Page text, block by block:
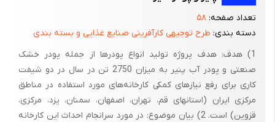
گرمسیری است می گیرند و این ماده، رنگ نارنجی مانندی را به پنیر
چدار می دهد. رنگ خاص این نوع پنیر باعث می شود که اگر در جایی
نام پنیر را هم رویش ننوشته باشند، افراد صرفاً با دیدن رنگ پنیر، نوع
آن را تشخیص دهند. در کشور آمریکا، به برخی انواع پنیر چدار، رنگی
تعداد صفحه: ۵۸
دسته بندی: طرح توجیهی کارآفرینی صنایع غذایی و بسته بندی
1) هدف: هدف پروژه تولید انواع پودرها از جمله پودر خشک
صنعتی و پودر آب پنیر به میزان 2750 تن در سال در دو شیفت
کاری برای رفع نیازهای کمکی کارخانه‌های مورد استفاده در مناطق
مرکزی ایران (استانهای قم‏، تهران، اصفهان، سمنان، یزد، مرکزی،
قزوین) است. 2) بیان موضوع: در مورد سرانجام احداث این کارخانه